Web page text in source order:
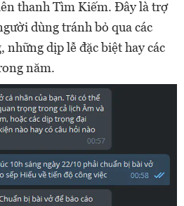
thanh Tìm Kiếm. Đây là trợ
dùng tránh bỏ qua các
những dịp lễ đặc biệt hay các
năm.